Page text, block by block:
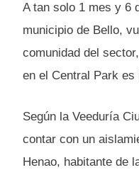
A tan solo 1 mes y 6
municipio de Bello,
comunidad del
en el Central Park es
Según la Veeduría
contar con un
Henao, habitante de